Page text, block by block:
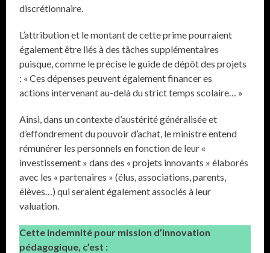
discrétionnaire.
L’attribution et le montant de cette prime pourraient
également être liés à des tâches supplémentaires
puisque, comme le précise le guide de dépôt des projets
: « Ces dépenses peuvent également financer es
actions intervenant au-delà du strict temps scolaire… »
Ainsi, dans un contexte d’austérité généralisée et
d’effondrement du pouvoir d’achat, le ministre entend
rémunérer les personnels en fonction de leur «
investissement » dans des « projets innovants » élaborés
avec les « partenaires » (élus, associations, parents,
élèves…) qui seraient également associés à leur
valuation.
Cette indemnité pour mission d’innovation
pédagogique, c’est :